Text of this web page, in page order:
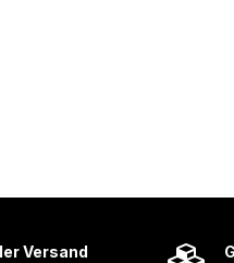
Versand